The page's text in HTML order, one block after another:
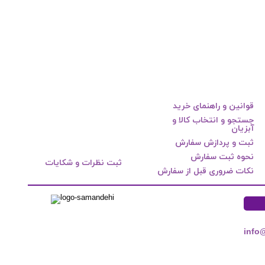
قوانین و راهنمای خرید
جستجو و انتخاب کالا و
آبزیان
ثبت و پردازش سفارش
نحوه ثبت سفارش
نکات ضروری قبل از سفارش
ثبت نظرات و شکایات